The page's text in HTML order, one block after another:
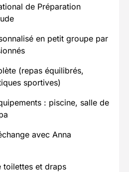
de Préparation
en petit groupe par
(repas équilibrés,
sportives)
: piscine, salle de
avec Anna
toilettes et draps